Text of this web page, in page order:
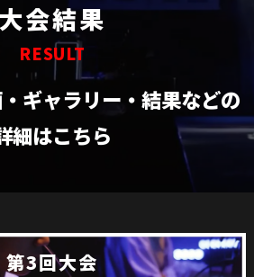
大会結果
RESULT
ギャラリー・結果などの
細はこちら
第3回大会